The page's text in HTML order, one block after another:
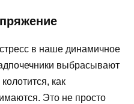
в наше динамичное
выбрасывают
как
Это не просто